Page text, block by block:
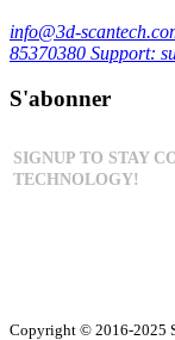
info@3d-
85370380 Support:
S'abonner
Copyright © 2016-2025